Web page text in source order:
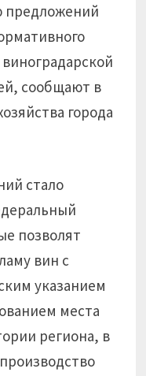
предложений
сообщают в
города
стало
позволят
вин с
указанием
места
региона, в